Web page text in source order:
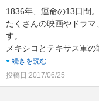
1836年、運命の13日間。
たくさんの映画やドラ
す。
メキシコとテキサス軍
続きを読む
投稿日:2017/06/25